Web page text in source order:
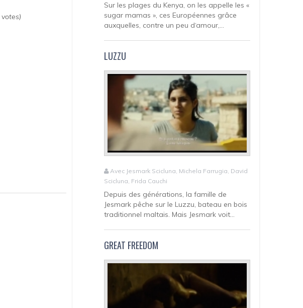
votes)
Sur les plages du Kenya, on les appelle les «
sugar mamas », ces Européennes grâce
auxquelles, contre un peu d‘amour,...
LUZZU
Avec Jesmark Scicluna, Michela Farrugia, David
Scicluna, Frida Cauchi
Depuis des générations, la famille de
Jesmark pêche sur le Luzzu, bateau en bois
traditionnel maltais. Mais Jesmark voit...
GREAT FREEDOM